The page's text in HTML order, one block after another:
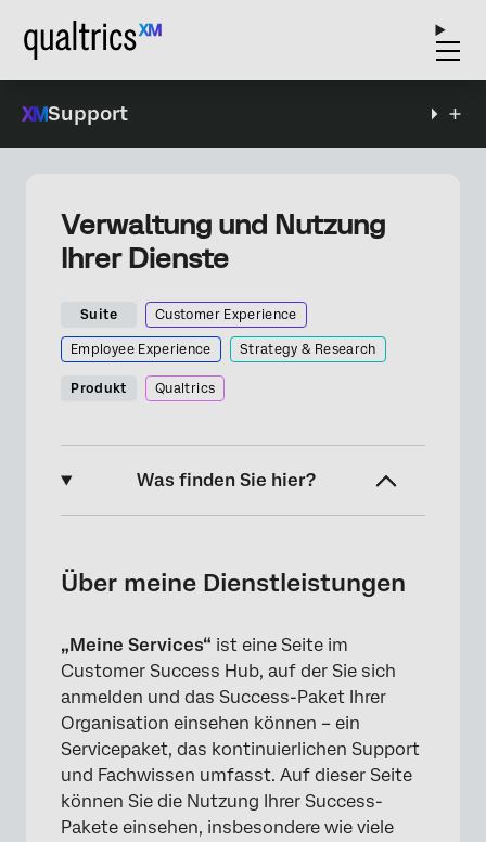
Support
Verwaltung und Nutzung
Ihrer Dienste
Suite Customer Experience
Employee Experience Strategy & Research
Produkt Qualtrics
Was finden Sie hier?
Zugriff auf „Meine Dienste“
Kontakt zu Ihrer technischen Führungskraft
Erfolgskontrollen
Monatliche Sprechstunden
Enterprise Support
Über meine Dienstleistungen
„Meine Services“ ist eine Seite im
Customer Success Hub, auf der Sie sich
anmelden und das Success-Paket Ihrer
Organisation einsehen können – ein
Servicepaket, das kontinuierlichen Support
und Fachwissen umfasst. Auf dieser Seite
können Sie die Nutzung Ihrer Success-
Pakete einsehen, insbesondere wie viele